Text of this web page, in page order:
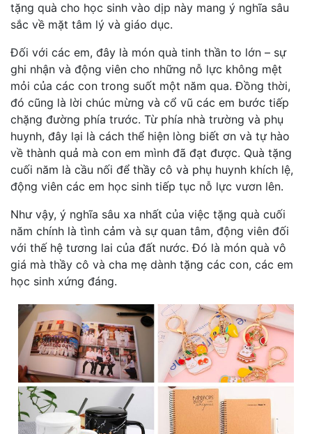
tặng quà cho học sinh vào dịp này mang ý nghĩa sâu
sắc về mặt tâm lý và giáo dục.
Đối với các em, đây là món quà tinh thần to lớn – sự
ghi nhận và động viên cho những nỗ lực không mệt
mỏi của các con trong suốt một năm qua. Đồng thời,
đó cũng là lời chúc mừng và cổ vũ các em bước tiếp
chặng đường phía trước. Từ phía nhà trường và phụ
huynh, đây lại là cách thể hiện lòng biết ơn và tự hào
về thành quả mà con em mình đã đạt được. Quà tặng
cuối năm là cầu nối để thầy cô và phụ huynh khích lệ,
động viên các em học sinh tiếp tục nỗ lực vươn lên.
Như vậy, ý nghĩa sâu xa nhất của việc tặng quà cuối
năm chính là tình cảm và sự quan tâm, động viên đối
với thế hệ tương lai của đất nước. Đó là món quà vô
giá mà thầy cô và cha mẹ dành tặng các con, các em
học sinh xứng đáng.